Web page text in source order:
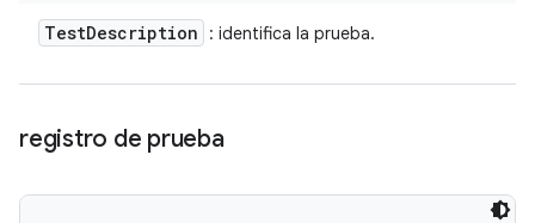
TestDescription : identifica la prueba.
registro de prueba